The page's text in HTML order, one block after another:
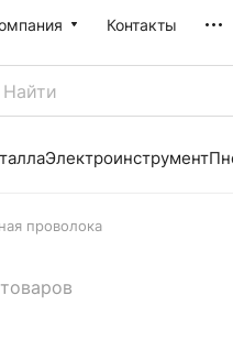
Контакты
Электроинструмент
проволока